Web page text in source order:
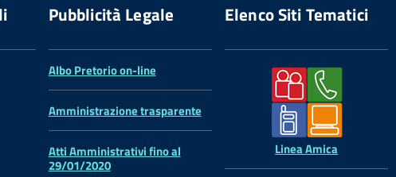
Pubblicità Legale
Albo Pretorio on-line
Amministrazione trasparente
Atti Amministrativi fino al
29/01/2020
Elenco Siti Tematici
Linea Amica